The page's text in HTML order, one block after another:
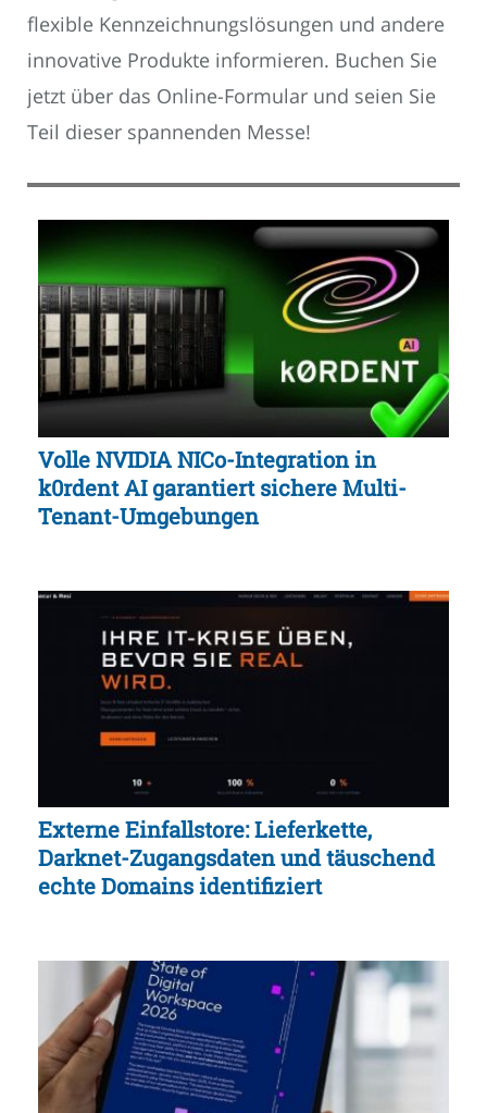
flexible Kennzeichnungslösungen und andere
innovative Produkte informieren. Buchen Sie
jetzt über das Online-Formular und seien Sie
Teil dieser spannenden Messe!
Volle NVIDIA NICo-Integration in
k0rdent AI garantiert sichere Multi-
Tenant-Umgebungen
Externe Einfallstore: Lieferkette,
Darknet-Zugangsdaten und täuschend
echte Domains identifiziert